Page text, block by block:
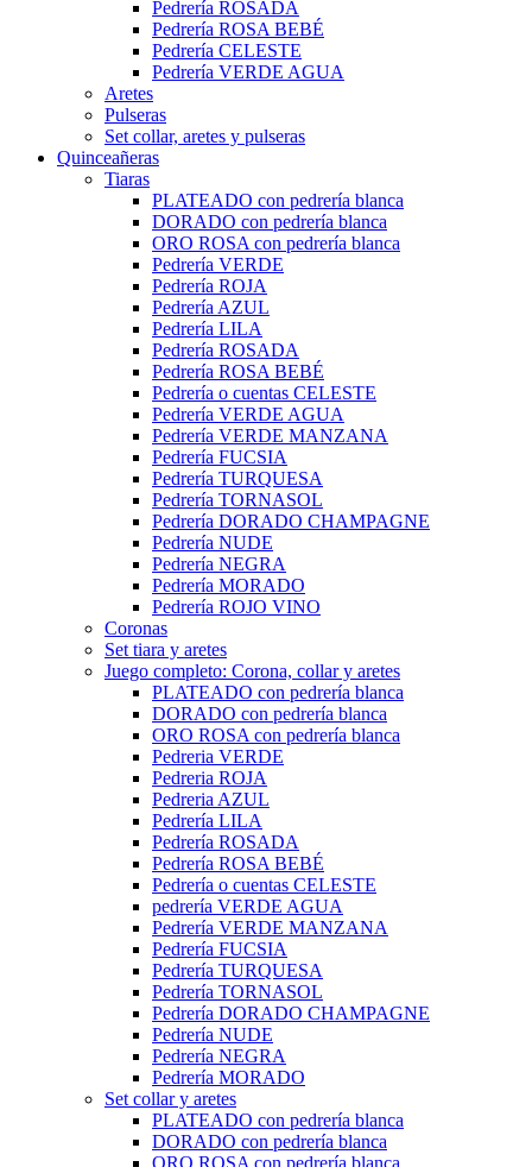
Pedrería ROSADA
Pedrería ROSA BEBÉ
Pedrería CELESTE
Pedrería VERDE AGUA
Aretes
Pulseras
Set collar, aretes y pulseras
Quinceañeras
Tiaras
PLATEADO con pedrería blanca
DORADO con pedrería blanca
ORO ROSA con pedrería blanca
Pedrería VERDE
Pedrería ROJA
Pedrería AZUL
Pedrería LILA
Pedrería ROSADA
Pedrería ROSA BEBÉ
Pedrería o cuentas CELESTE
Pedrería VERDE AGUA
Pedrería VERDE MANZANA
Pedrería FUCSIA
Pedrería TURQUESA
Pedrería TORNASOL
Pedrería DORADO CHAMPAGNE
Pedrería NUDE
Pedrería NEGRA
Pedrería MORADO
Pedrería ROJO VINO
Coronas
Set tiara y aretes
Juego completo: Corona, collar y aretes
PLATEADO con pedrería blanca
DORADO con pedrería blanca
ORO ROSA con pedrería blanca
Pedreria VERDE
Pedreria ROJA
Pedreria AZUL
Pedrería LILA
Pedrería ROSADA
Pedrería ROSA BEBÉ
Pedrería o cuentas CELESTE
pedrería VERDE AGUA
Pedrería VERDE MANZANA
Pedrería FUCSIA
Pedrería TURQUESA
Pedrería TORNASOL
Pedrería DORADO CHAMPAGNE
Pedrería NUDE
Pedrería NEGRA
Pedrería MORADO
Set collar y aretes
PLATEADO con pedrería blanca
DORADO con pedrería blanca
ORO ROSA con pedrería blanca